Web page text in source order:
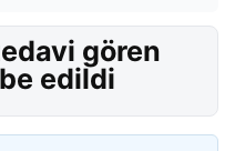
gören
edildi